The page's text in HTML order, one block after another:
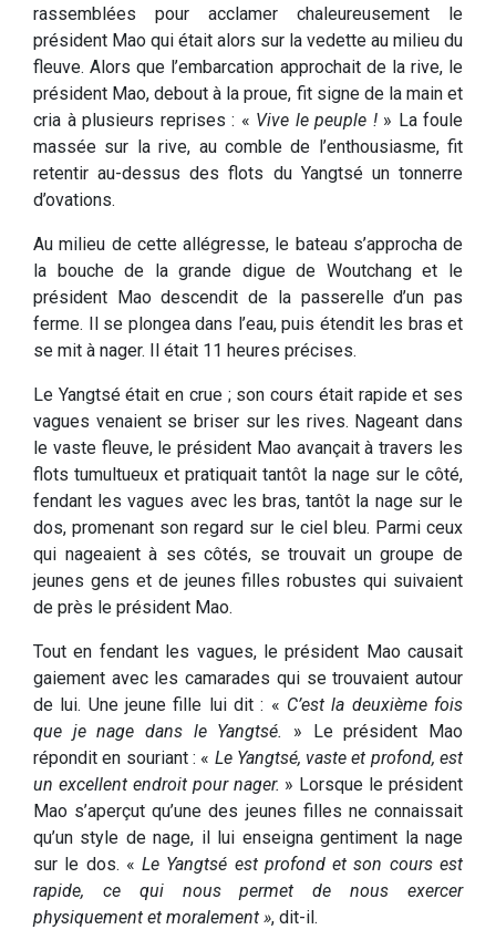
rassemblées pour acclamer chaleureusement le
président Mao qui était alors sur la vedette au milieu du
fleuve. Alors que l’embarcation approchait de la rive, le
président Mao, debout à la proue, fit signe de la main et
cria à plusieurs reprises : « Vive le peuple !» La foule
massée sur la rive, au comble de l’enthousiasme, fit
retentir au-dessus des flots du Yangtsé un tonnerre
d’ovations.
Au milieu de cette allégresse, le bateau s’approcha de
la bouche de la grande digue de Woutchang et le
président Mao descendit de la passerelle d’un pas
ferme. Il se plongea dans l’eau, puis étendit les bras et
se mit à nager. Il était 11 heures précises.
Le Yangtsé était en crue ; son cours était rapide et ses
vagues venaient se briser sur les rives. Nageant dans
le vaste fleuve, le président Mao avançait à travers les
flots tumultueux et pratiquait tantôt la nage sur le côté,
fendant les vagues avec les bras, tantôt la nage sur le
dos, promenant son regard sur le ciel bleu. Parmi ceux
qui nageaient à ses côtés, se trouvait un groupe de
jeunes gens et de jeunes filles robustes qui suivaient
de près le président Mao.
Tout en fendant les vagues, le président Mao causait
gaiement avec les camarades qui se trouvaient autour
de lui. Une jeune fille lui dit : « C’est la deuxième fois
que je nage dans le Yangtsé.
» Le président Mao
répondit en souriant : « Le Yangtsé, vaste et profond, est
un excellent endroit pour nager. » Lorsque le président
Mao s’aperçut qu’une des jeunes filles ne connaissait
qu’un style de nage, il lui enseigna gentiment la nage
sur le dos. «Le Yangtsé est profond et son cours est
rapide, ce qui nous permet de nous exercer
physiquement et moralement », dit-il.